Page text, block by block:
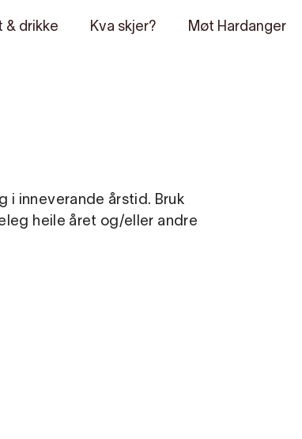
& drikke Kva skjer? Møt Hardanger
i inneverande årstid. Bruk
heile året og/eller andre